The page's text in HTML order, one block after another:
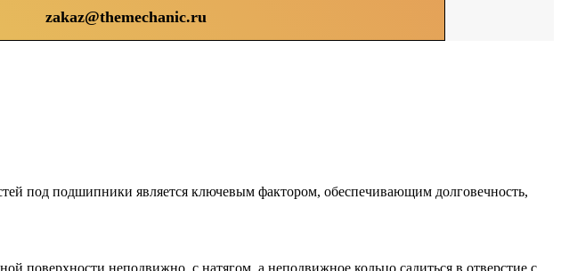
zakaz@themechanic.ru
под подшипники является ключевым фактором, обеспечивающим долговечность,
поверхности неподвижно, с натягом, а неподвижное кольцо садиться в отверстие с